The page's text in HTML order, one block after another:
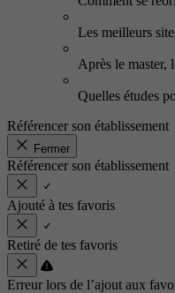
Les meilleurs
Après le master,
Quelles études
Référencer son établissement
Fermer
Référencer son établissement
Ajouté à tes favoris
Retiré de tes favoris
Erreur lors de l’ajout aux